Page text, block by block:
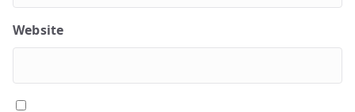
Website